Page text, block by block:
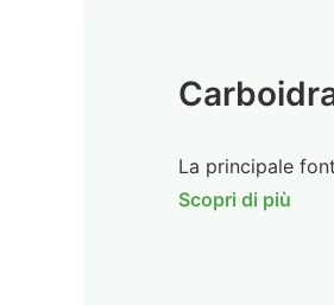
La principale
Scopri di più